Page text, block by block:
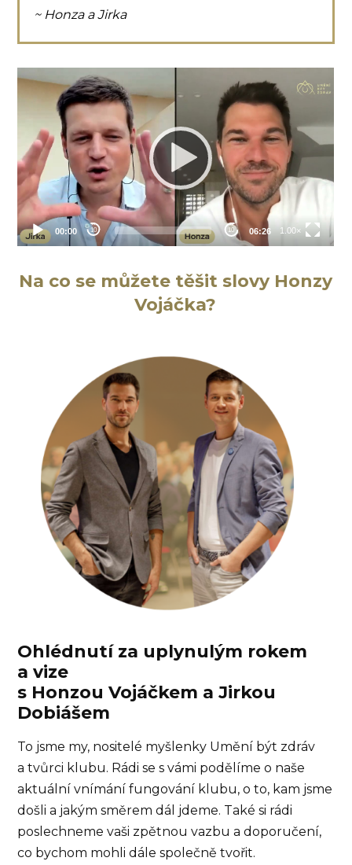
~ Honza a Jirka
Na co se můžete těšit slovy Honzy
Vojáčka?
Ohlédnutí za uplynulým rokem
a vize
s Honzou Vojáčkem a Jirkou
Dobiášem
To jsme my, nositelé myšlenky Umění být zdráv
a tvůrci klubu. Rádi se s vámi podělíme o naše
aktuální vnímání fungování klubu, o to, kam jsme
došli a jakým směrem dál jdeme. Také si rádi
poslechneme vaši zpětnou vazbu a doporučení,
co bychom mohli dále společně tvořit.